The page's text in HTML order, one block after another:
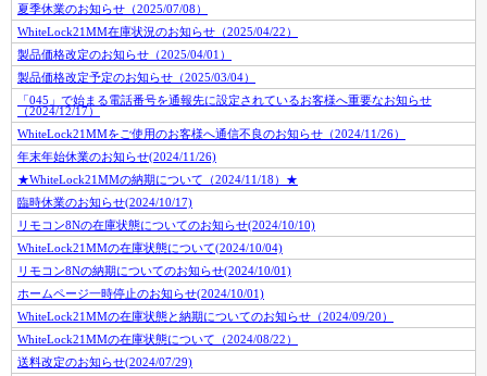
夏季休業のお知らせ（2025/07/08）
WhiteLock21MM在庫状況のお知らせ（2025/04/22）
製品価格改定のお知らせ（2025/04/01）
製品価格改定予定のお知らせ（2025/03/04）
「045」で始まる電話番号を通報先に設定されているお客様へ重要なお知らせ
（2024/12/17）
WhiteLock21MMをご使用のお客様へ通信不良のお知らせ（2024/11/26）
年末年始休業のお知らせ(2024/11/26)
★WhiteLock21MMの納期について（2024/11/18）★
臨時休業のお知らせ(2024/10/17)
リモコン8Nの在庫状態についてのお知らせ(2024/10/10)
WhiteLock21MMの在庫状態について(2024/10/04)
リモコン8Nの納期についてのお知らせ(2024/10/01)
ホームページ一時停止のお知らせ(2024/10/01)
WhiteLock21MMの在庫状態と納期についてのお知らせ（2024/09/20）
WhiteLock21MMの在庫状態について（2024/08/22）
送料改定のお知らせ(2024/07/29)